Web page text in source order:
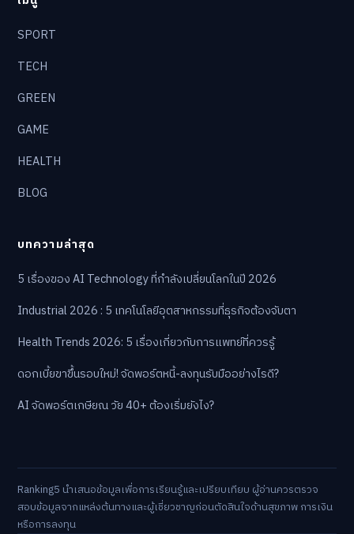
SPORT
TECH
GREEN
GAME
HEALTH
BLOG
บทความล่าสุด
5 เรื่องของ AI Technology ที่กำลังเปลี่ยนโลกในปี 2026
Industrial 2026 : 5 เทคโนโลยีอุตสาหกรรมที่ธุรกิจต้องจับตา
Health Trends 2026: 5 เรื่องเกี่ยวกับการแพทย์ที่ควรรู้
ดอกเบี้ยขาขึ้นรอบใหม่! จัดพอร์ตหนี้-ลงทุนรับมืออย่างไรดี?
AI จัดพอร์ตเกษียณ วัย 40+ ต้องเริ่มยังไง?
Ranking5 นำเสนอข้อมูลเพื่อการเรียนรู้และเปรียบเทียบ ผู้อ่านควรตรวจ
สอบข้อมูลจากแหล่งต้นทางและผู้เชี่ยวชาญก่อนตัดสินใจด้านสุขภาพ การเงิน
หรือการลงทุน